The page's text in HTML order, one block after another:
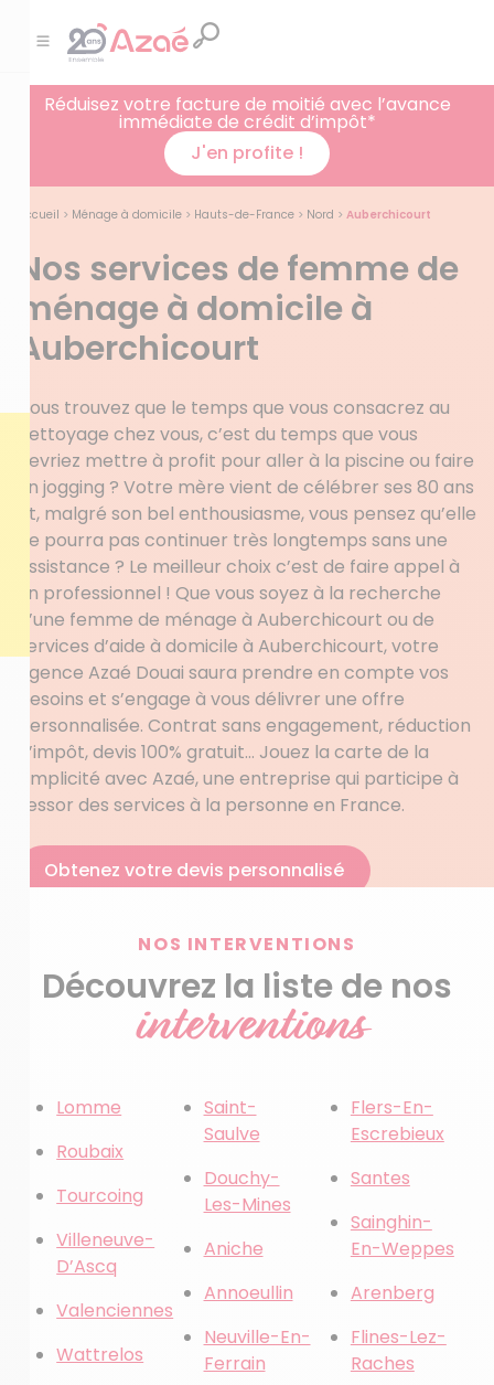
Réduisez votre facture de moitié avec l’avance
immédiate de crédit d’impôt*
J'en profite !
Accueil > Ménage à domicile > Hauts-de-France > Nord > Auberchicourt
Nos services de femme de
ménage à domicile à
Auberchicourt
Vous trouvez que le temps que vous consacrez au
nettoyage chez vous, c’est du temps que vous
devriez mettre à profit pour aller à la piscine ou faire
un jogging ? Votre mère vient de célébrer ses 80 ans
et, malgré son bel enthousiasme, vous pensez qu’elle
ne pourra pas continuer très longtemps sans une
assistance ? Le meilleur choix c’est de faire appel à
un professionnel ! Que vous soyez à la recherche
d’une femme de ménage à Auberchicourt ou de
services d’aide à domicile à Auberchicourt, votre
agence Azaé Douai saura prendre en compte vos
besoins et s’engage à vous délivrer une offre
personnalisée. Contrat sans engagement, réduction
d’impôt, devis 100% gratuit… Jouez la carte de la
simplicité avec Azaé, une entreprise qui participe à
l’essor des services à la personne en France.
Obtenez votre devis personnalisé
NOS INTERVENTIONS
Découvrez la liste de nos
interventions
Lomme
Roubaix
Tourcoing
Villeneuve-
D’Ascq
Valenciennes
Wattrelos
Saint-
Saulve
Douchy-
Les-Mines
Aniche
Annoeullin
Neuville-En-
Ferrain
Flers-En-
Escrebieux
Santes
Sainghin-
En-Weppes
Arenberg
Flines-Lez-
Raches